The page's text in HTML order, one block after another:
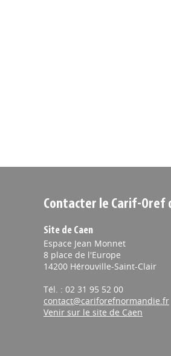
Contacter le Carif-Oref
Site de Caen
Espace Jean Monnet
8 place de l'Europe
14200 Hérouville-Saint-Clair
Tél. : 02 31 95 52 00
contact@cariforefnormandie.fr
Venir sur le site de Caen